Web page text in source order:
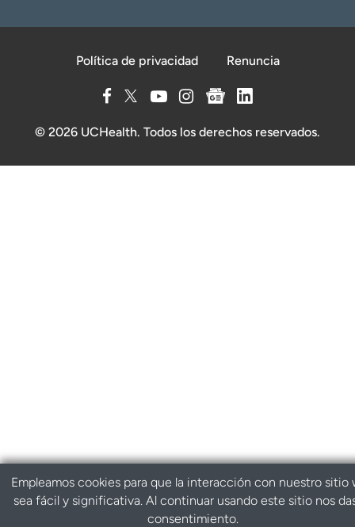
Política de privacidad Renuncia
© 2026 UCHealth. Todos los derechos reservados.
Empleamos cookies para que la interacción con nuestro sitio
sea fácil y significativa. Al continuar usando este sitio nos
consentimiento.